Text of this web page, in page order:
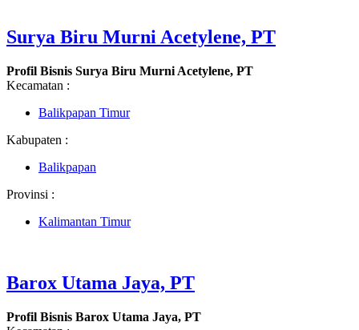
Surya Biru Murni Acetylene, PT
Profil Bisnis Surya Biru Murni Acetylene, PT
Kecamatan :
Balikpapan Timur
Kabupaten :
Balikpapan
Provinsi :
Kalimantan Timur
Barox Utama Jaya, PT
Profil Bisnis Barox Utama Jaya, PT